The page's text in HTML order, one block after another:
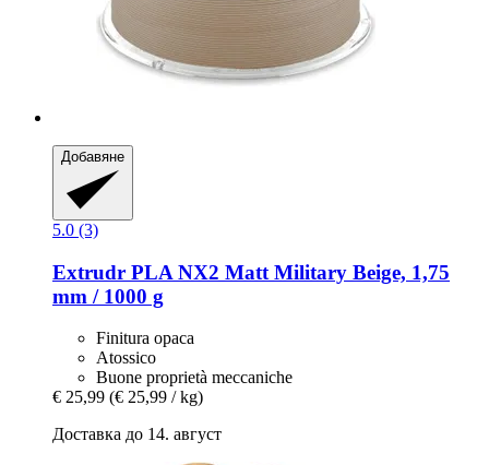
Добавяне
5.0 (3)
Extrudr PLA NX2 Matt Military Beige, 1,75
mm / 1000 g
Finitura opaca
Atossico
Buone proprietà meccaniche
€ 25,99 (€ 25,99 / kg)
Доставка до 14. август